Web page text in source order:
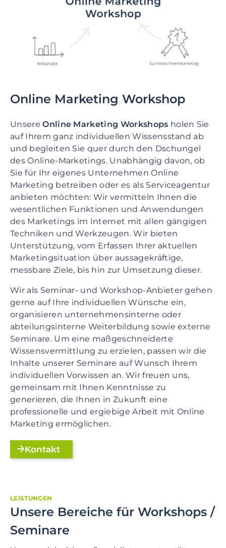
Online Marketing Workshop
UnsereOnline Marketing Workshops holen Sie
auf Ihrem ganz individuellen Wissensstand ab
und begleiten Sie quer durch den Dschungel
des Online-Marketings. Unabhängig davon, ob
Sie für Ihr eigenes Unternehmen Online
Marketing betreiben oder es als Serviceagentur
anbieten möchten: Wir vermitteln Ihnen die
wesentlichen Funktionen und Anwendungen
des Marketings im Internet mit allen gängigen
Techniken und Werkzeugen. Wir bieten
Unterstützung, vom Erfassen Ihrer aktuellen
Marketingsituation über aussagekräftige,
messbare Ziele, bis hin zur Umsetzung dieser.
Wir als Seminar- und Workshop-Anbieter gehen
gerne auf Ihre individuellen Wünsche ein,
organisieren unternehmensinterne oder
abteilungsinterne Weiterbildung sowie externe
Seminare. Um eine maßgeschneiderte
Wissensvermittlung zu erzielen, passen wir die
Inhalte unserer Seminare auf Wunsch Ihrem
individuellen Vorwissen an. Wir freuen uns,
gemeinsam mit Ihnen Kenntnisse zu
generieren, die Ihnen in Zukunft eine
professionelle und ergiebige Arbeit mit Online
Marketing ermöglichen.
Kontakt
LEISTUNGEN
Unsere Bereiche für Workshops /
Seminare